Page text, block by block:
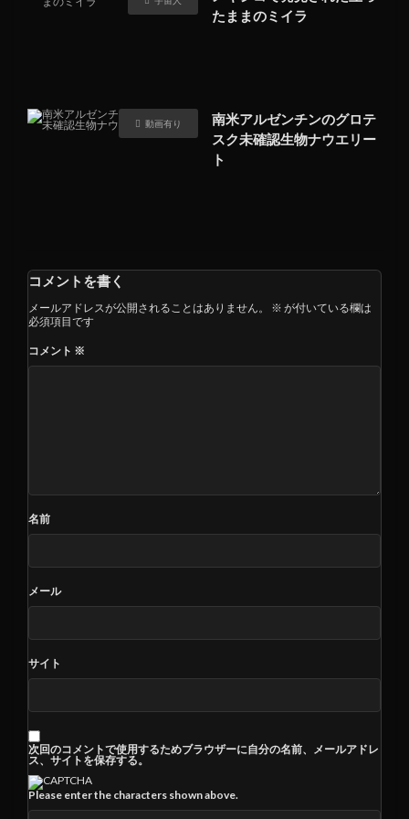
たままのミイラ
動画有り
南米アルゼンチンのグロテ
スク未確認生物ナウエリー
ト
コメントを書く
メールアドレスが公開されることはありません。 ※ が付いている欄は
必須項目です
コメント ※
名前
メール
サイト
次回のコメントで使用するためブラウザーに自分の名前、メールアドレ
ス、サイトを保存する。
Please enter the characters shown above.